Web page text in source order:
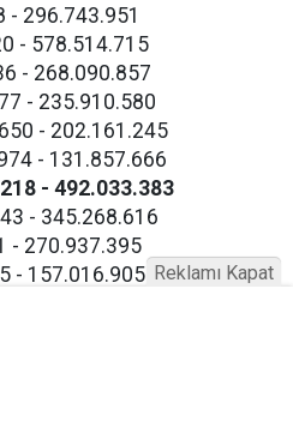
- 296.743.951
- 578.514.715
- 268.090.857
- 235.910.580
- 202.161.245
- 131.857.666
- 492.033.383
- 345.268.616
- 270.937.395
- 157.016.905 Reklamı Kapat